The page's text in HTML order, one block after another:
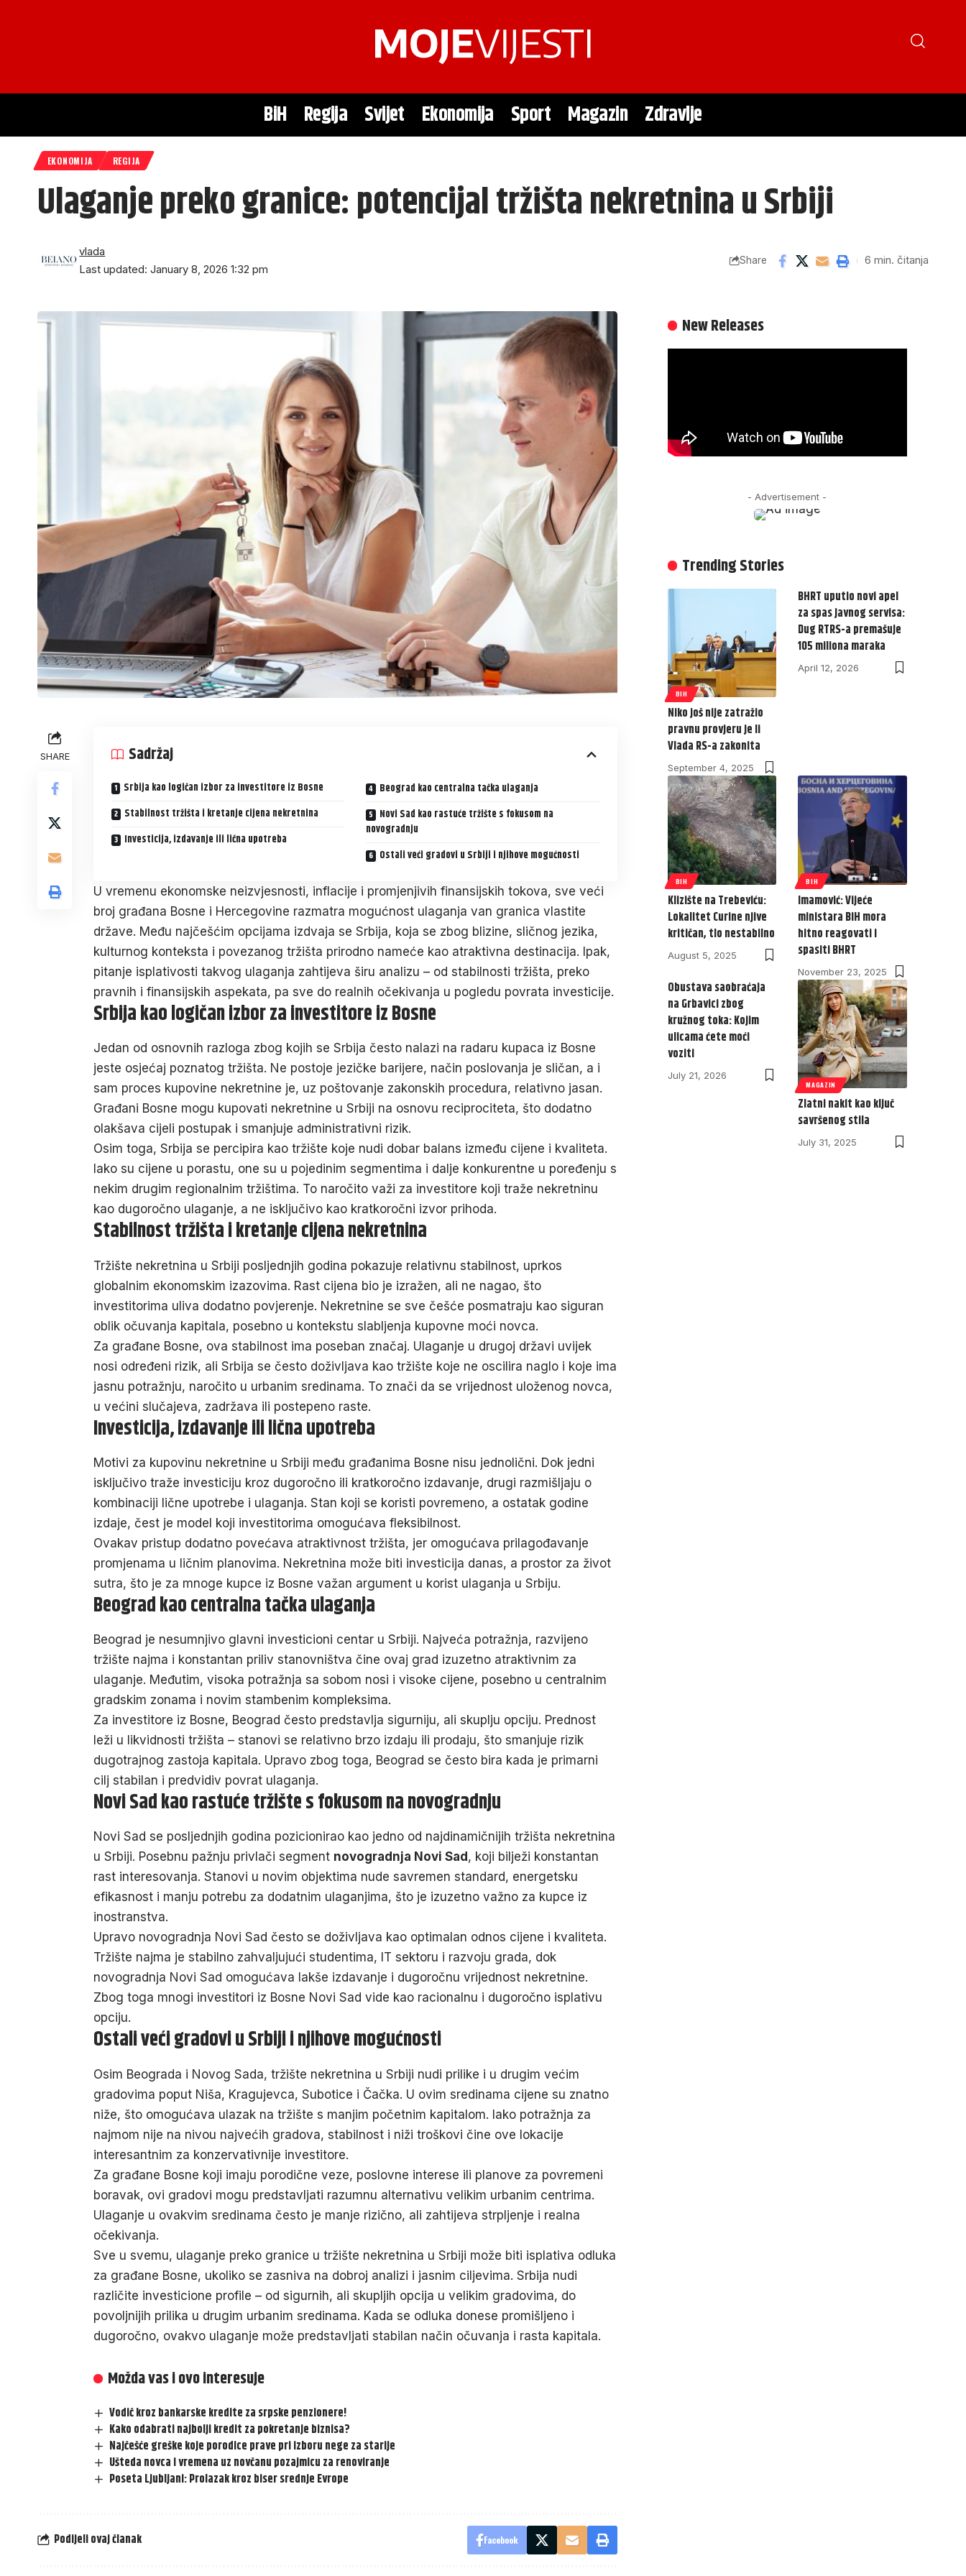
BiH Regija Svijet Ekonomija Sport Magazin Zdravlje
EKONOMIJA REGIJA
Ulaganje preko granice: potencijal tržišta nekretnina u Srbiji
Last updated: January 8, 2026 1:32 pm
vlada
Share 6 min. čitanja
SHARE Sadržaj
Srbija kao logičan izbor za investitore iz Bosne
Stabilnost tržišta i kretanje cijena nekretnina
Investicija, izdavanje ili lična upotreba
Beograd kao centralna tačka ulaganja
Novi Sad kao rastuće tržište s fokusom na
novogradnju
Ostali veći gradovi u Srbiji i njihove mogućnosti
U vremenu ekonomske neizvjesnosti, inflacije i promjenjivih finansijskih tokova, sve veći
broj građana Bosne i Hercegovine razmatra mogućnost ulaganja van granica vlastite
države. Među najčešćim opcijama izdvaja se Srbija, koja se zbog blizine, sličnog jezika,
kulturnog konteksta i povezanog tržišta prirodno nameće kao atraktivna destinacija. Ipak,
pitanje isplativosti takvog ulaganja zahtijeva širu analizu – od stabilnosti tržišta, preko
pravnih i finansijskih aspekata, pa sve do realnih očekivanja u pogledu povrata investicije.
Srbija kao logičan izbor za investitore iz Bosne
Jedan od osnovnih razloga zbog kojih se Srbija često nalazi na radaru kupaca iz Bosne
jeste osjećaj poznatog tržišta. Ne postoje jezičke barijere, način poslovanja je sličan, a i
sam proces kupovine nekretnine je, uz poštovanje zakonskih procedura, relativno jasan.
Građani Bosne mogu kupovati nekretnine u Srbiji na osnovu reciprociteta, što dodatno
olakšava cijeli postupak i smanjuje administrativni rizik.
Osim toga, Srbija se percipira kao tržište koje nudi dobar balans između cijene i kvaliteta.
Iako su cijene u porastu, one su u pojedinim segmentima i dalje konkurentne u poređenju s
nekim drugim regionalnim tržištima. To naročito važi za investitore koji traže nekretninu
kao dugoročno ulaganje, a ne isključivo kao kratkoročni izvor prihoda.
Stabilnost tržišta i kretanje cijena nekretnina
Tržište nekretnina u Srbiji posljednjih godina pokazuje relativnu stabilnost, uprkos
globalnim ekonomskim izazovima. Rast cijena bio je izražen, ali ne nagao, što
investitorima uliva dodatno povjerenje. Nekretnine se sve češće posmatraju kao siguran
oblik očuvanja kapitala, posebno u kontekstu slabljenja kupovne moći novca.
Za građane Bosne, ova stabilnost ima poseban značaj. Ulaganje u drugoj državi uvijek
nosi određeni rizik, ali Srbija se često doživljava kao tržište koje ne oscilira naglo i koje ima
jasnu potražnju, naročito u urbanim sredinama. To znači da se vrijednost uloženog novca,
u većini slučajeva, zadržava ili postepeno raste.
Investicija, izdavanje ili lična upotreba
Motivi za kupovinu nekretnine u Srbiji među građanima Bosne nisu jednolični. Dok jedni
isključivo traže investiciju kroz dugoročno ili kratkoročno izdavanje, drugi razmišljaju o
kombinaciji lične upotrebe i ulaganja. Stan koji se koristi povremeno, a ostatak godine
izdaje, čest je model koji investitorima omogućava fleksibilnost.
Ovakav pristup dodatno povećava atraktivnost tržišta, jer omogućava prilagođavanje
promjenama u ličnim planovima. Nekretnina može biti investicija danas, a prostor za život
sutra, što je za mnoge kupce iz Bosne važan argument u korist ulaganja u Srbiju.
Beograd kao centralna tačka ulaganja
Beograd je nesumnjivo glavni investicioni centar u Srbiji. Najveća potražnja, razvijeno
tržište najma i konstantan priliv stanovništva čine ovaj grad izuzetno atraktivnim za
ulaganje. Međutim, visoka potražnja sa sobom nosi i visoke cijene, posebno u centralnim
gradskim zonama i novim stambenim kompleksima.
Za investitore iz Bosne, Beograd često predstavlja sigurniju, ali skuplju opciju. Prednost
leži u likvidnosti tržišta – stanovi se relativno brzo izdaju ili prodaju, što smanjuje rizik
dugotrajnog zastoja kapitala. Upravo zbog toga, Beograd se često bira kada je primarni
cilj stabilan i predvidiv povrat ulaganja.
Novi Sad kao rastuće tržište s fokusom na novogradnju
Novi Sad se posljednjih godina pozicionirao kao jedno od najdinamičnijih tržišta nekretnina
u Srbiji. Posebnu pažnju privlači segment novogradnja Novi Sad , koji bilježi konstantan
rast interesovanja. Stanovi u novim objektima nude savremen standard, energetsku
efikasnost i manju potrebu za dodatnim ulaganjima, što je izuzetno važno za kupce iz
inostranstva.
Upravo novogradnja Novi Sad često se doživljava kao optimalan odnos cijene i kvaliteta.
Tržište najma je stabilno zahvaljujući studentima, IT sektoru i razvoju grada, dok
novogradnja Novi Sad omogućava lakše izdavanje i dugoročnu vrijednost nekretnine.
Zbog toga mnogi investitori iz Bosne Novi Sad vide kao racionalnu i dugoročno isplativu
opciju.
Ostali veći gradovi u Srbiji i njihove mogućnosti
Osim Beograda i Novog Sada, tržište nekretnina u Srbiji nudi prilike i u drugim većim
gradovima poput Niša, Kragujevca, Subotice i Čačka. U ovim sredinama cijene su znatno
niže, što omogućava ulazak na tržište s manjim početnim kapitalom. Iako potražnja za
najmom nije na nivou najvećih gradova, stabilnost i niži troškovi čine ove lokacije
interesantnim za konzervativnije investitore.
Za građane Bosne koji imaju porodične veze, poslovne interese ili planove za povremeni
boravak, ovi gradovi mogu predstavljati razumnu alternativu velikim urbanim centrima.
Ulaganje u ovakvim sredinama često je manje rizično, ali zahtijeva strpljenje i realna
očekivanja.
Sve u svemu, ulaganje preko granice u tržište nekretnina u Srbiji može biti isplativa odluka
za građane Bosne, ukoliko se zasniva na dobroj analizi i jasnim ciljevima. Srbija nudi
različite investicione profile – od sigurnih, ali skupljih opcija u velikim gradovima, do
povoljnijih prilika u drugim urbanim sredinama. Kada se odluka donese promišljeno i
dugoročno, ovakvo ulaganje može predstavljati stabilan način očuvanja i rasta kapitala.
Možda vas i ovo interesuje
Vodič kroz bankarske kredite za srpske penzionere!
Kako odabrati najbolji kredit za pokretanje biznisa?
Najčešće greške koje porodice prave pri izboru nege za starije
Ušteda novca i vremena uz novčanu pozajmicu za renoviranje
Poseta Ljubljani: Prolazak kroz biser srednje Evrope
Podijeli ovaj članak Facebook
New Releases
- Advertisement -
Trending Stories
BIH
Niko još nije zatražio
pravnu provjeru je li
Vlada RS-a zakonita
September 4, 2025
BHRT uputio novi apel
za spas javnog servisa:
Dug RTRS-a premašuje
105 miliona maraka
April 12, 2026
BIH
Klizište na Trebeviću:
Lokalitet Curine njive
kritičan, tlo nestabilno
August 5, 2025
BIH
Imamović: Vijeće
ministara BiH mora
hitno reagovati i
spasiti BHRT
November 23, 2025
Obustava saobraćaja
na Grbavici zbog
kružnog toka: Kojim
ulicama ćete moći
voziti
July 21, 2026
MAGAZIN
Zlatni nakit kao ključ
savršenog stila
July 31, 2025